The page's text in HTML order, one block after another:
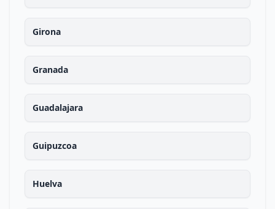
Girona
Granada
Guadalajara
Guipuzcoa
Huelva